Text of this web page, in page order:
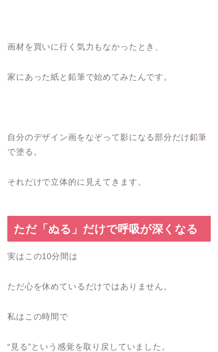
画材を買いに行く気力もなかったとき、
家にあった紙と鉛筆で始めてみたんです。
自分のデザイン画をなぞって影になる部分だけ鉛筆
で塗る。
それだけで立体的に見えてきます。
ただ「ぬる」だけで呼吸が深くなる
実はこの10分間は
ただ心を休めているだけではありません。
私はこの時間で
“見る”という感覚を取り戻していました。